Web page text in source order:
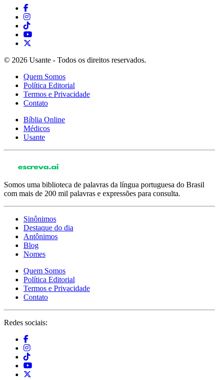
© 2026 Usante - Todos os direitos reservados.
Quem Somos
Política Editorial
Termos e Privacidade
Contato
Bíblia Online
Médicos
Usante
Somos uma biblioteca de palavras da língua portuguesa do Brasil
com mais de 200 mil palavras e expressões para consulta.
Sinônimos
Destaque do dia
Antônimos
Blog
Nomes
Quem Somos
Política Editorial
Termos e Privacidade
Contato
Redes sociais: